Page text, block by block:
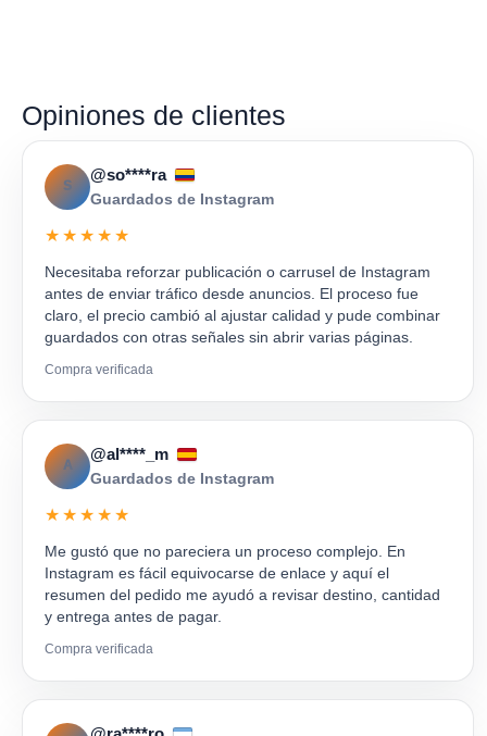
Opiniones de clientes
S
@so****ra
Guardados de Instagram
★★★★★
Necesitaba reforzar publicación o carrusel de Instagram
antes de enviar tráfico desde anuncios. El proceso fue
claro, el precio cambió al ajustar calidad y pude combinar
guardados con otras señales sin abrir varias páginas.
Compra verificada
A
@al****_m
Guardados de Instagram
★★★★★
Me gustó que no pareciera un proceso complejo. En
Instagram es fácil equivocarse de enlace y aquí el
resumen del pedido me ayudó a revisar destino, cantidad
y entrega antes de pagar.
Compra verificada